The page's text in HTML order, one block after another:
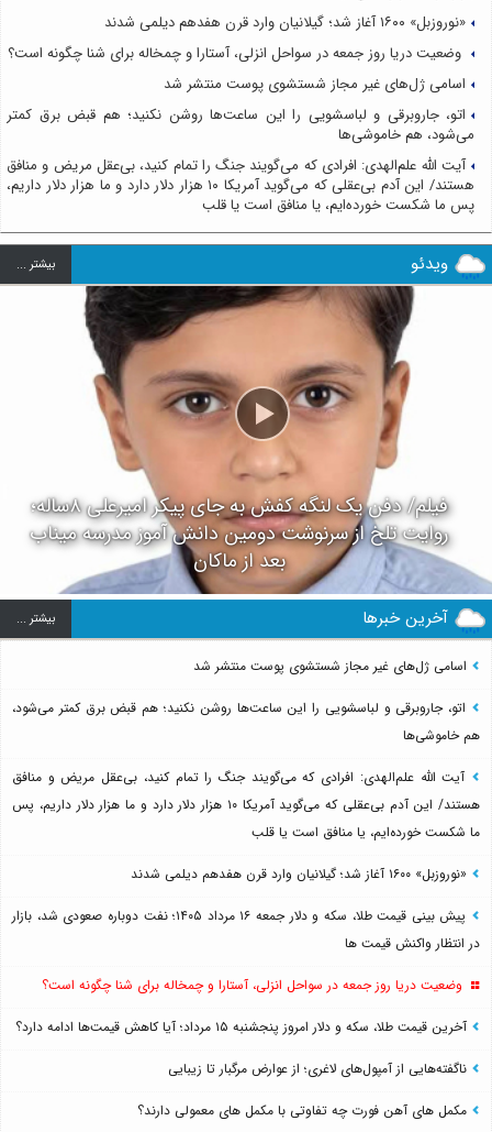
«نوروزبل» ۱۶۰۰ آغاز شد؛ گیلانیان وارد قرن هفدهم دیلمی شدند
وضعیت دریا روز جمعه در سواحل انزلی، آستارا و چمخاله برای شنا چگونه است؟
اسامی ژل‌های غیر مجاز شستشوی پوست منتشر شد
اتو، جاروبرقی و لباسشویی را این ساعت‌ها روشن نکنید؛ هم قبض برق کمتر
می‌شود، هم خاموشی‌ها
آیت الله علم‌الهدی: افرادی که می‌گویند جنگ را تمام کنید، بی‌عقل مریض و منافق
هستند/ این آدم بی‌عقلی که می‌گوید آمریکا ۱۰ هزار دلار دارد و ما هزار دلار داریم،
پس ما شکست خورده‌ایم، یا منافق است یا قلب
ویدئو بيشتر ...
فیلم/ دفن یک لنگه کفش به جای پیکر امیرعلی ۸ساله؛
روایت تلخ از سرنوشت دومین دانش آموز مدرسه میناب
بعد از ماکان
آخرین خبرها بيشتر ...
اسامی ژل‌های غیر مجاز شستشوی پوست منتشر شد
اتو، جاروبرقی و لباسشویی را این ساعت‌ها روشن نکنید؛ هم قبض برق کمتر می‌شود،
هم خاموشی‌ها
آیت الله علم‌الهدی: افرادی که می‌گویند جنگ را تمام کنید، بی‌عقل مریض و منافق
هستند/ این آدم بی‌عقلی که می‌گوید آمریکا ۱۰ هزار دلار دارد و ما هزار دلار داریم، پس
ما شکست خورده‌ایم، یا منافق است یا قلب
«نوروزبل» ۱۶۰۰ آغاز شد؛ گیلانیان وارد قرن هفدهم دیلمی شدند
پیش بینی قیمت طلا، سکه و دلار جمعه ۱۶ مرداد ۱۴۰۵؛ نفت دوباره صعودی شد، بازار
در انتظار واکنش قیمت ها
وضعیت دریا روز جمعه در سواحل انزلی، آستارا و چمخاله برای شنا چگونه است؟
آخرین قیمت طلا، سکه و دلار امروز پنجشنبه ۱۵ مرداد؛ آیا کاهش قیمت‌ها ادامه دارد؟
ناگفته‌هایی از آمپول‌های لاغری؛ از عوارض مرگبار تا زیبایی
مکمل های آهن فورت چه تفاوتی با مکمل های معمولی دارند؟